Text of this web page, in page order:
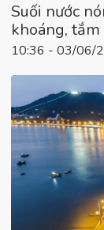
Suối nước
khoáng,
10:36 - 03/06/